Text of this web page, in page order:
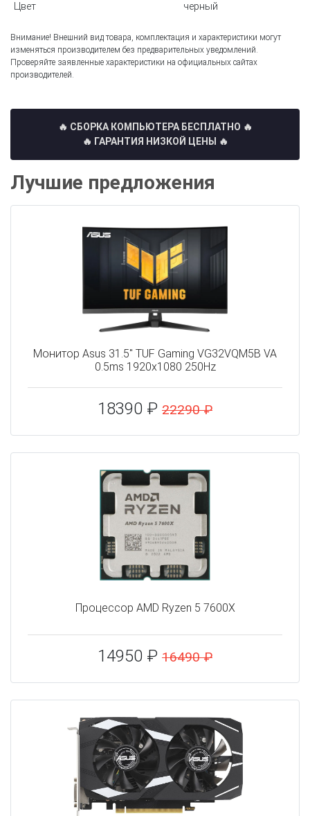
Цвет черный
Внимание! Внешний вид товара, комплектация и характеристики могут
изменяться производителем без предварительных уведомлений.
Проверяйте заявленные характеристики на официальных сайтах
производителей.
🔥 СБОРКА КОМПЬЮТЕРА БЕСПЛАТНО 🔥
🔥 ГАРАНТИЯ НИЗКОЙ ЦЕНЫ 🔥
Лучшие предложения
Монитор Asus 31.5" TUF Gaming VG32VQM5B VA
0.5ms 1920x1080 250Hz
18390 ₽ 22290 ₽
Процессор AMD Ryzen 5 7600X
14950 ₽ 16490 ₽